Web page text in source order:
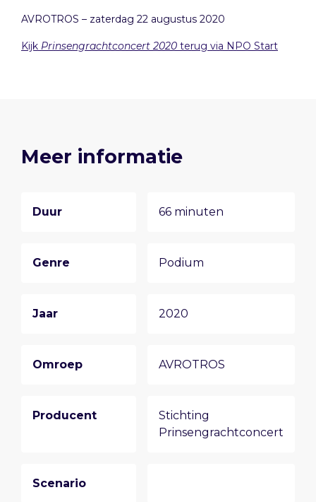
AVROTROS – zaterdag 22 augustus 2020
Kijk Prinsengrachtconcert 2020 terug via NPO Start
Meer informatie
Duur 66 minuten
Genre Podium
Jaar 2020
Omroep AVROTROS
Producent
Stichting
Prinsengrachtconcert
Scenario